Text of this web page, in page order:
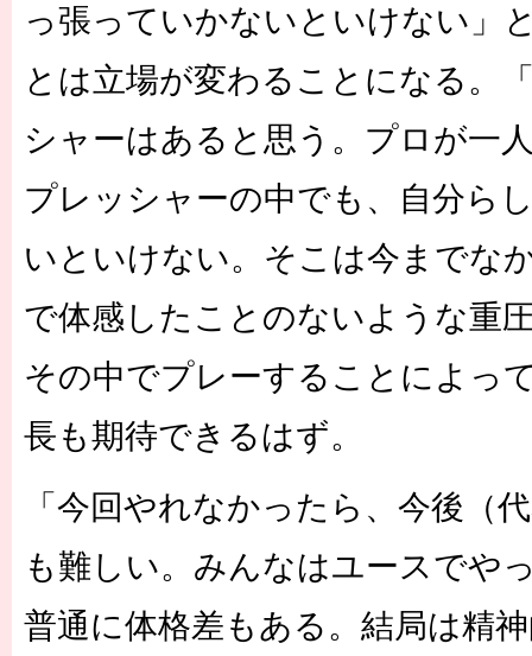
っ張っていかないといけない」
とは立場が変わることになる。
シャーはあると思う。プロが一
プレッシャーの中でも、自分ら
いといけない。そこは今までな
で体感したことのないような重
その中でプレーすることによっ
長も期待できるはず。
「今回やれなかったら、今後（
も難しい。みんなはユースでや
普通に体格差もある。結局は精